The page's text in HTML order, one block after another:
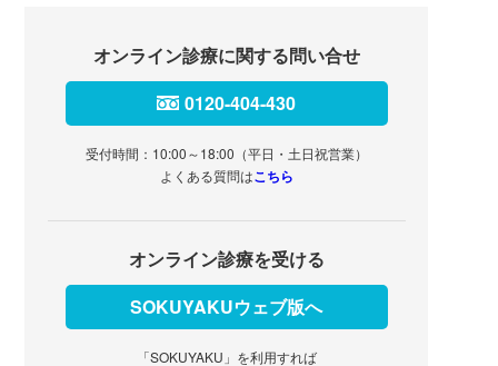
オンライン診療に関する問い合せ
0120-404-430
受付時間：10:00～18:00（平日・土日祝営業）
よくある質問はこちら
オンライン診療を受ける
SOKUYAKUウェブ版へ
「SOKUYAKU」を利用すれば